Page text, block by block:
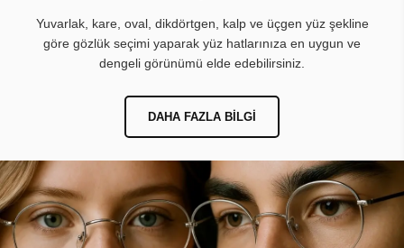
Yuvarlak, kare, oval, dikdörtgen, kalp ve üçgen yüz şekline
göre gözlük seçimi yaparak yüz hatlarınıza en uygun ve
dengeli görünümü elde edebilirsiniz.
DAHA FAZLA BILGI